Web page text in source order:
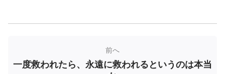
ことができると言われました。これは、わたしたち
前へ
一度救われたら、永遠に救われるというのは本当